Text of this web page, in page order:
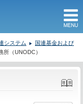
システム
国連基金および
所（UNODC）